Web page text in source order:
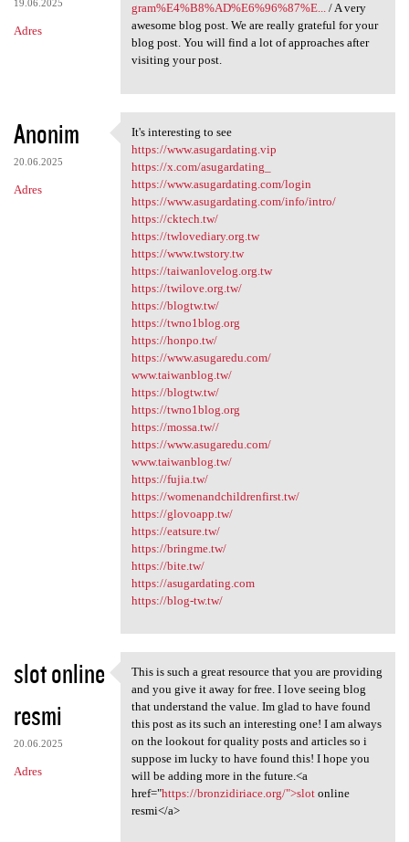
19.06.2025
Adres
gram%E4%B8%AD%E6%96%87%E...
/ A very
awesome blog post. We are really grateful for your
blog post. You will find a lot of approaches after
visiting your post.
Anonim
20.06.2025
Adres
It's interesting to see
It's interesting to see
https://www.asugardating.vip
https://x.com/asugardating_
https://www.asugardating.com/login
https://www.asugardating.com/info/intro/
https://cktech.tw/
https://twlovediary.org.tw
https://www.twstory.tw
https://taiwanlovelog.org.tw
https://twilove.org.tw/
https://blogtw.tw/
https://twno1blog.org
https://honpo.tw/
https://www.asugaredu.com/
www.taiwanblog.tw/
https://blogtw.tw/
https://twno1blog.org
https://mossa.tw//
https://www.asugaredu.com/
www.taiwanblog.tw/
https://fujia.tw/
https://womenandchildrenfirst.tw/
https://glovoapp.tw/
https://eatsure.tw/
https://bringme.tw/
https://bite.tw/
https://asugardating.com
https://blog-tw.tw/
slot online
resmi
20.06.2025
Adres
This is such a great resource
This is such a great resource that you are providing
and you give it away for free. I love seeing blog
that understand the value. Im glad to have found
this post as its such an interesting one! I am always
on the lookout for quality posts and articles so i
suppose im lucky to have found this! I hope you
will be adding more in the future.<a
href="https://bronzidiriace.org/">slotonline
resmi</a>